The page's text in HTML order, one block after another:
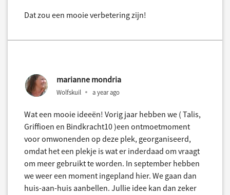
Dat zou een mooie verbetering zijn!
marianne mondria
Wolfskuil a year ago
Wat een mooie ideeën! Vorig jaar hebben we ( Talis,
Griffioen en Bindkracht10 )een ontmoetmoment
voor omwonenden op deze plek, georganiseerd,
omdat het een plekje is wat er inderdaad om vraagt
om meer gebruikt te worden. In september hebben
we weer een moment ingepland hier. We gaan dan
huis-aan-huis aanbellen. Jullie idee kan dan zeker